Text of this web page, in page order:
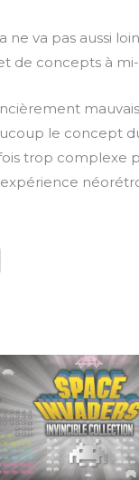
ne va pas aussi
et de concepts à
le concept
trop